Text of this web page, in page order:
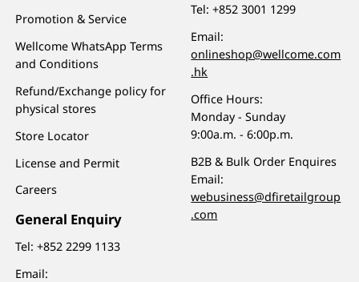
Promotion & Service
Wellcome WhatsApp Terms
and Conditions
Refund/Exchange policy for
physical stores
Store Locator
License and Permit
Careers
General Enquiry
Tel:+852 2299 1133
Email:
Tel:+852 3001 1299
Email:
onlineshop@wellcome.com
.hk
Office Hours:
Monday - Sunday
9:00a.m. - 6:00p.m.
B2B & Bulk Order Enquires
Email:
webusiness@dfiretailgroup
.com